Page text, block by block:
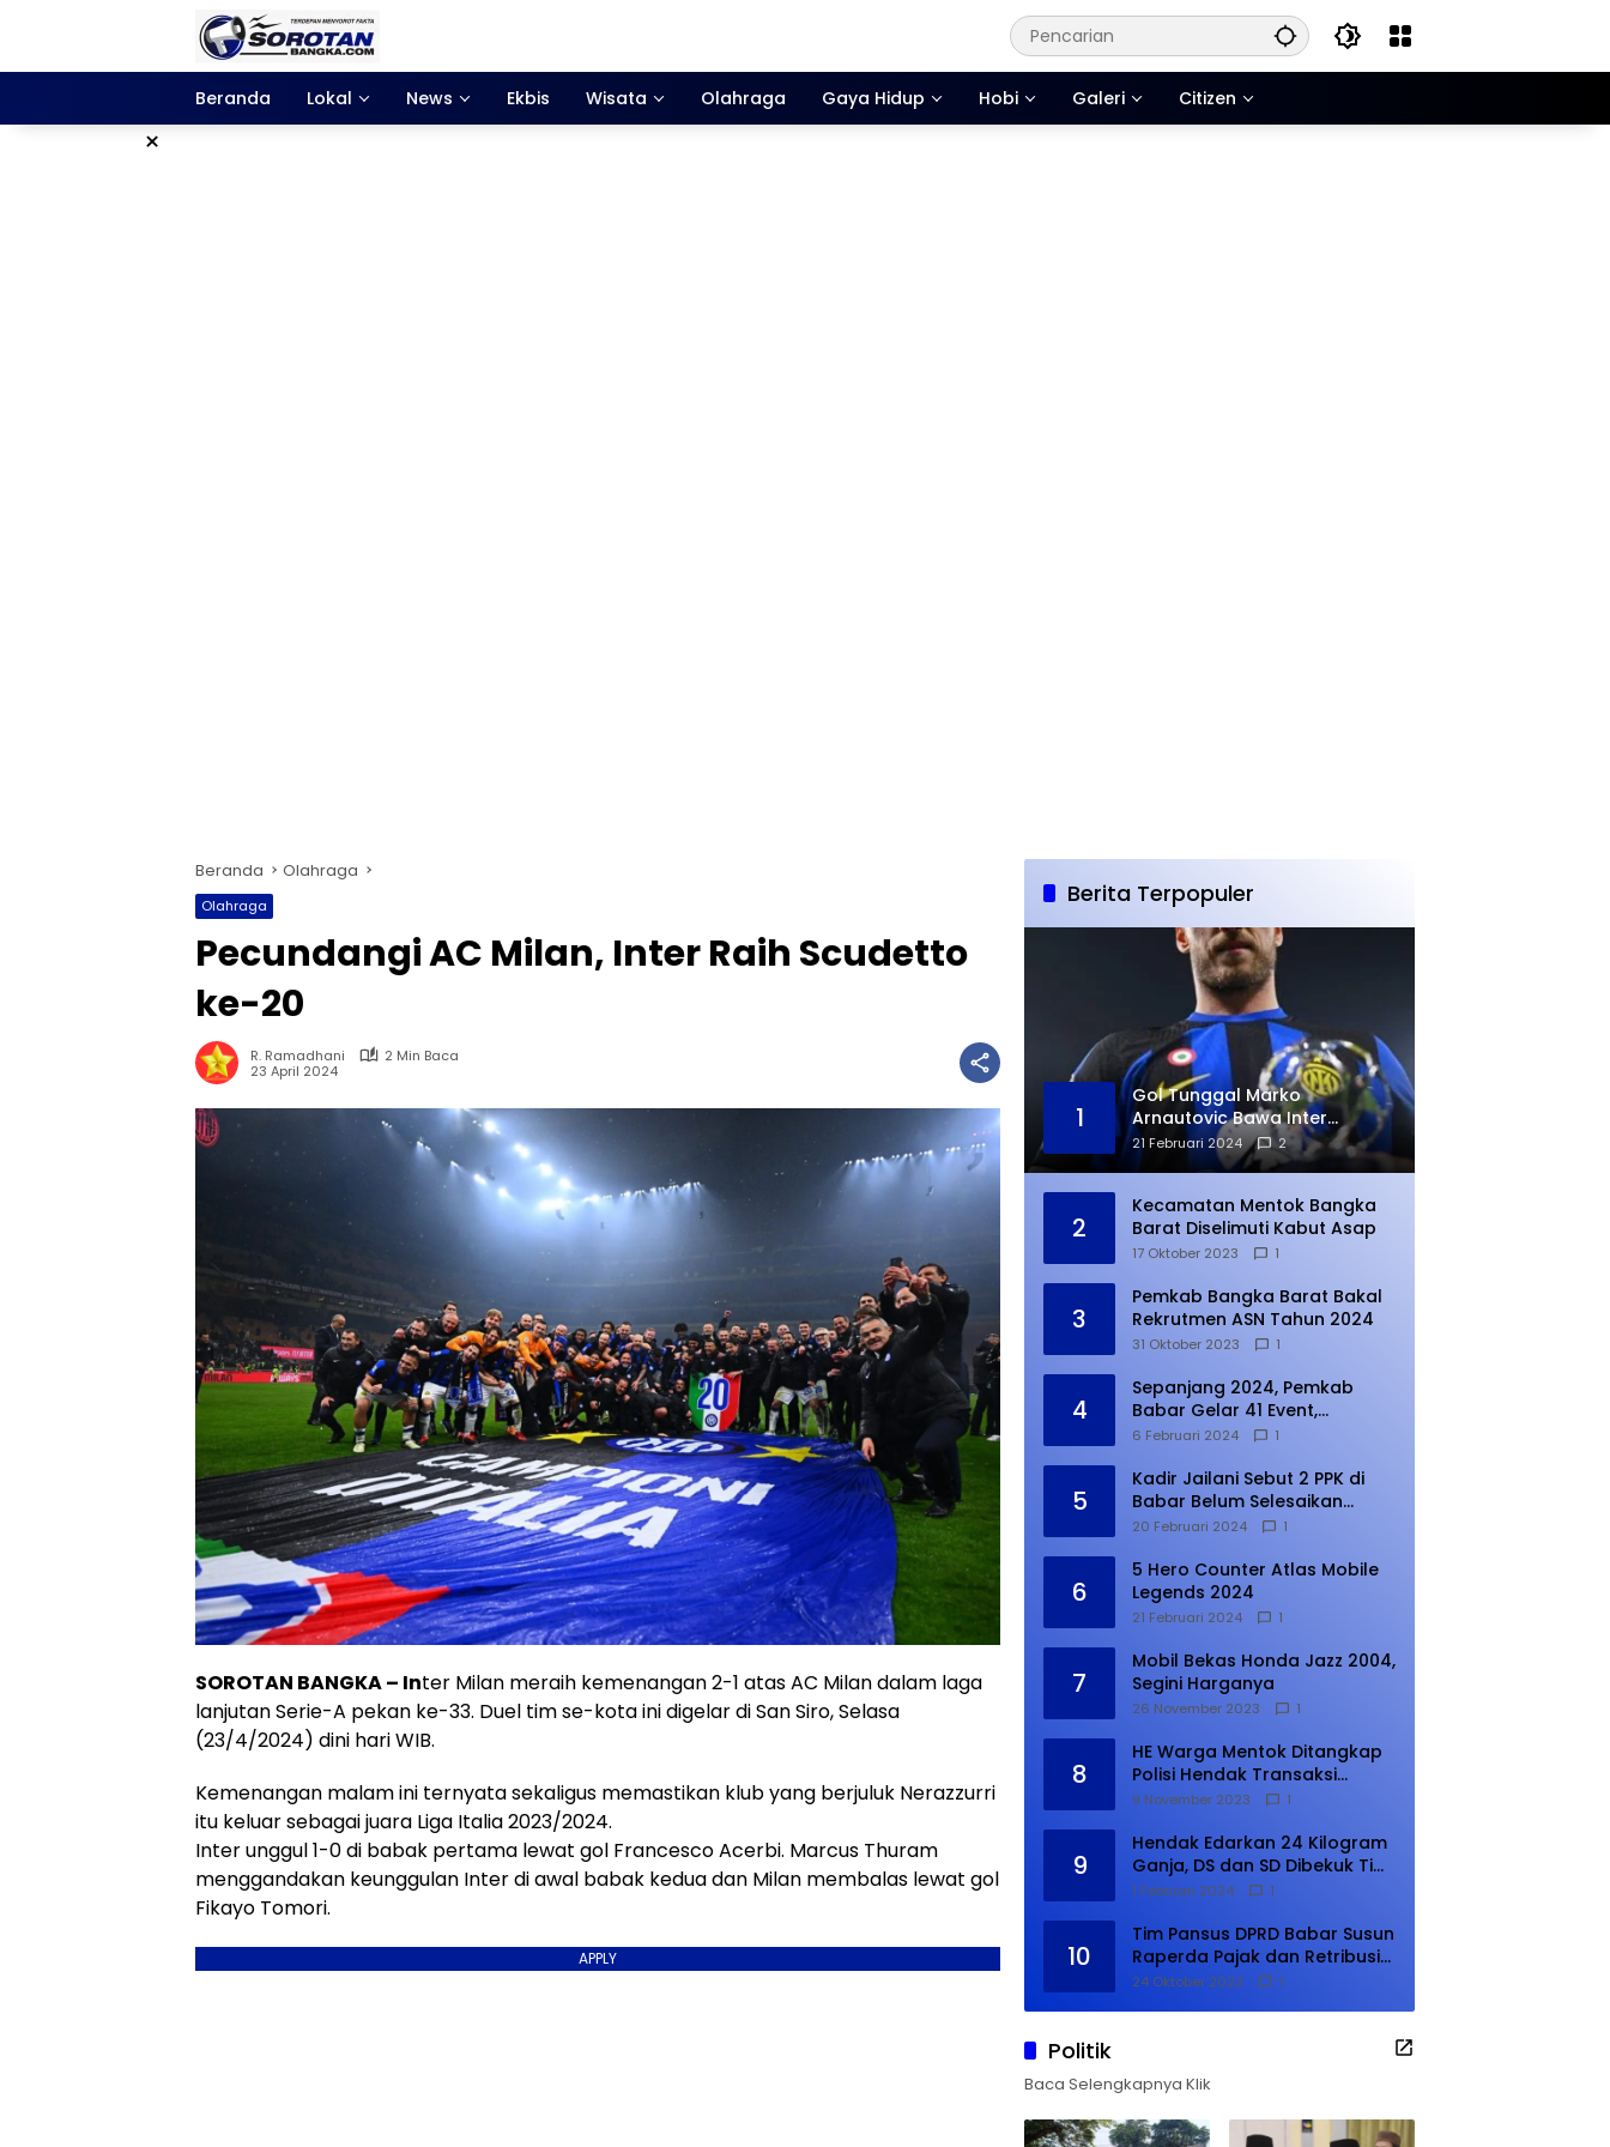
Beranda
Lokal News Ekbis Wisata Olahraga Gaya Hidup Hobi Galeri Citizen
×
Beranda Olahraga
Olahraga
Pecundangi AC Milan, Inter Raih Scudetto
ke-20
R. Ramadhani
2 Min Baca
23 April 2024
SOROTAN BANGKA – Inter Milan meraih kemenangan 2-1 atas AC Milan dalam laga
lanjutan Serie-A pekan ke-33. Duel tim se-kota ini digelar di San Siro, Selasa
(23/4/2024) dini hari WIB.
Kemenangan malam ini ternyata sekaligus memastikan klub yang berjuluk Nerazzurri
itu keluar sebagai juara Liga Italia 2023/2024.
Inter unggul 1-0 di babak pertama lewat gol Francesco Acerbi. Marcus Thuram
menggandakan keunggulan Inter di awal babak kedua dan Milan membalas lewat gol
Fikayo Tomori.
APPLY
Berita Terpopuler
1
Gol Tunggal Marko
Arnautovic Bawa Inter
Ungguli Atletico Madrid
21 Februari 2024 2
2
Kecamatan Mentok Bangka
Barat Diselimuti Kabut Asap
17 Oktober 2023 1
3
Pemkab Bangka Barat Bakal
Rekrutmen ASN Tahun 2024
31 Oktober 2023 1
4
Sepanjang 2024, Pemkab
Babar Gelar 41 Event,
Meningkat dari Tahun Lalu
6 Februari 2024 1
5
Kadir Jailani Sebut 2 PPK di
Babar Belum Selesaikan
Rekapitulasi Penghitungan
20 Februari 2024 1
6
5 Hero Counter Atlas Mobile
Legends 2024
21 Februari 2024 1
7
Mobil Bekas Honda Jazz 2004,
Segini Harganya
26 November 2023 1
8
HE Warga Mentok Ditangkap
Polisi Hendak Transaksi
Narkoba di Kampung Tanjung
9 November 2023 1
9
Hendak Edarkan 24 Kilogram
Ganja, DS dan SD Dibekuk Tim
Gabungan
1 Februari 2024 1
10
Tim Pansus DPRD Babar Susun
Raperda Pajak dan Retribusi
Daerah, Harus Selesai Januari
24 Oktober 2023 1
Politik
Baca Selengkapnya Klik